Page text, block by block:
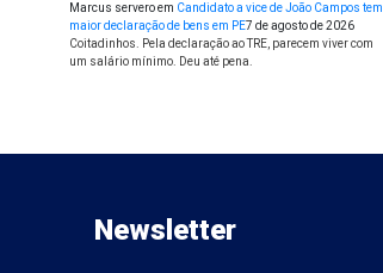
Marcus serveroem Candidato a vice de João Campos tem
maior declaração de bens em PE7 de agosto de 2026
Coitadinhos. Pela declaração ao TRE, parecem viver com
um salário mínimo. Deu até pena.
Newsletter